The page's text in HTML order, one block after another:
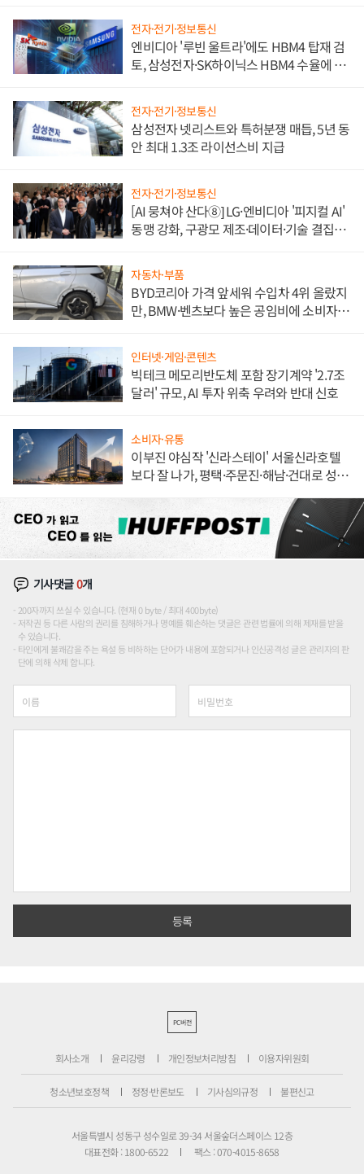
전자·전기·정보통신
엔비디아 '루빈 울트라'에도 HBM4 탑재 검
토, 삼성전자·SK하이닉스 HBM4 수율에 주
전자·전기·정보통신
삼성전자 넷리스트와 특허분쟁 매듭, 5년 동
안 최대 1.3조 라이선스비 지급
전자·전기·정보통신
[AI 뭉쳐야 산다⑧] LG·엔비디아 '피지컬 AI'
동맹 강화, 구광모 제조·데이터·기술 결집
자동차·부품
BYD코리아 가격 앞세워 수입차 4위 올랐지
만, BMW·벤츠보다 높은 공임비에 소비자
인터넷·게임·콘텐츠
빅테크 메모리반도체 포함 장기계약 '2.7조
달러' 규모, AI 투자 위축 우려와 반대 신호
소비자·유통
이부진 야심작 '신라스테이' 서울신라호텔
보다 잘 나가, 평택·주문진·해남·건대로 성
기사댓글0개
200자까지 쓰실 수 있습니다. (현재 0 byte / 최대 400byte)
저작권 등 다른 사람의 권리를 침해하거나 명예를 훼손하는 댓글은 관련 법률에 의해 제재를 받을
수 있습니다.
타인에게 불쾌감을 주는 욕설 등 비하하는 단어가 내용에 포함되거나 인신공격성 글은 관리자의 판
단에 의해 삭제 합니다.
PC버전
회사소개 윤리강령 개인정보처리방침 이용자위원회
청소년보호정책 정정·반론보도 기사심의규정 불편신고
서울특별시 성동구 성수일로 39-34 서울숲더스페이스 12층
대표전화 : 1800-6522
팩스 : 070-4015-8658